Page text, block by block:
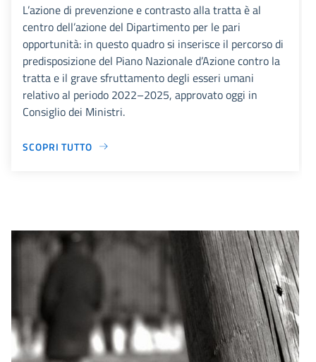
L’azione di prevenzione e contrasto alla tratta è al
centro dell’azione del Dipartimento per le pari
opportunità: in questo quadro si inserisce il percorso di
predisposizione del Piano Nazionale d’Azione contro la
tratta e il grave sfruttamento degli esseri umani
relativo al periodo 2022–2025, approvato oggi in
Consiglio dei Ministri.
SCOPRI TUTTO